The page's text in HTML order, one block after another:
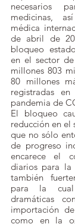
necesarios
medicinas,
médica
de abril de
bloqueo
en el sector
millones 803
80 millones
registradas
pandemia de
El bloqueo
reducción en el
que no sólo
de progreso
encarece el
diarios para la
también
para la cual
dramáticas
importación
como en la